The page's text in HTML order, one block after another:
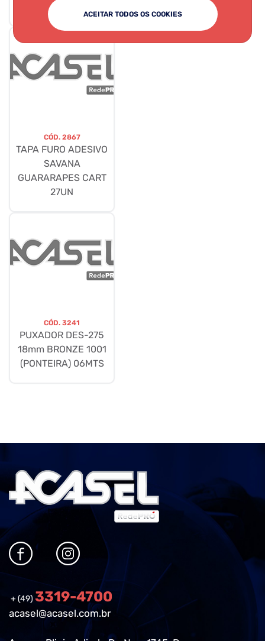
ACEITAR TODOS OS COOKIES
PLAST-INOX
CÓD. 2867
TAPA FURO ADESIVO
SAVANA
GUARARAPES CART
27UN
CÓD. 3241
PUXADOR DES-275
18mm BRONZE 1001
(PONTEIRA) 06MTS
+ (49) 3319-4700
acasel@acasel.com.br